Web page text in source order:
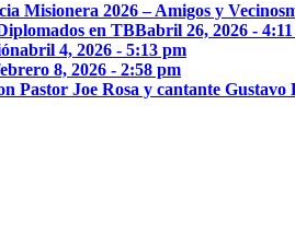
Misionera 2026 – Amigos y Vecinos
en TBBabril 26, 2026 -
abril 4, 2026 - 5:13 pm
8, 2026 - 2:58 pm
Pastor Joe Rosa y cantante Gustavo